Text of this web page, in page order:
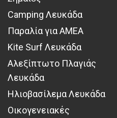
Camping Λευκάδα
Παραλία για ΑΜΕΑ
Kite Surf Λευκάδα
Αλεξίπτωτο Πλαγιάς
Λευκάδα
Ηλιοβασίλεμα Λευκάδα
Οικογενειακές